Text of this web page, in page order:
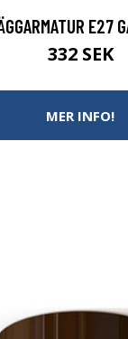
E27
332 SEK
MER INFO!